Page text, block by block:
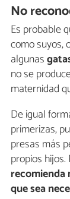
No
Es probable
como suyos,
algunas
no se
maternidad
De igual
primerizas,
presas más
propios
recomienda
que sea